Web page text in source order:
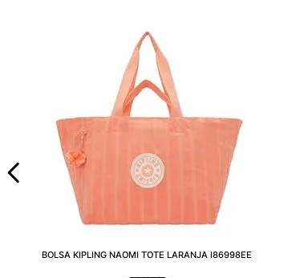
BOLSA KIPLING NAOMI TOTE LARANJA I86998EE